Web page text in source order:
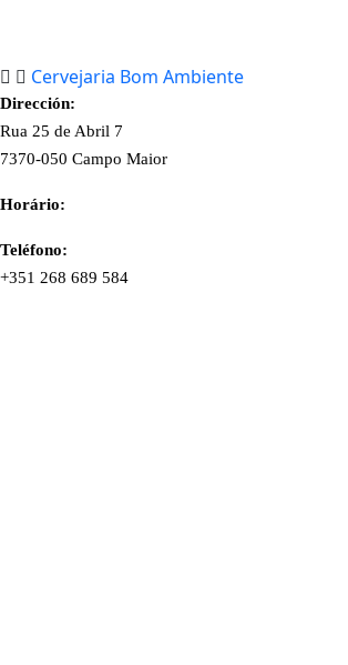
Cervejaria Bom Ambiente
Dirección:
Rua 25 de Abril 7
7370-050 Campo Maior
Horário:
Teléfono:
+351 268 689 584